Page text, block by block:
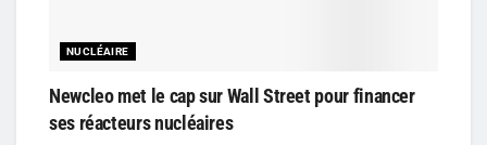
NUCLÉAIRE
Newcleo met le cap sur Wall Street pour financer
ses réacteurs nucléaires